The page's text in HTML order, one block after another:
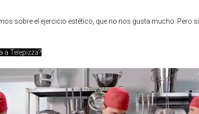
sobre el ejercicio estético, que no nos gusta mucho. Pero
a Telepizza?